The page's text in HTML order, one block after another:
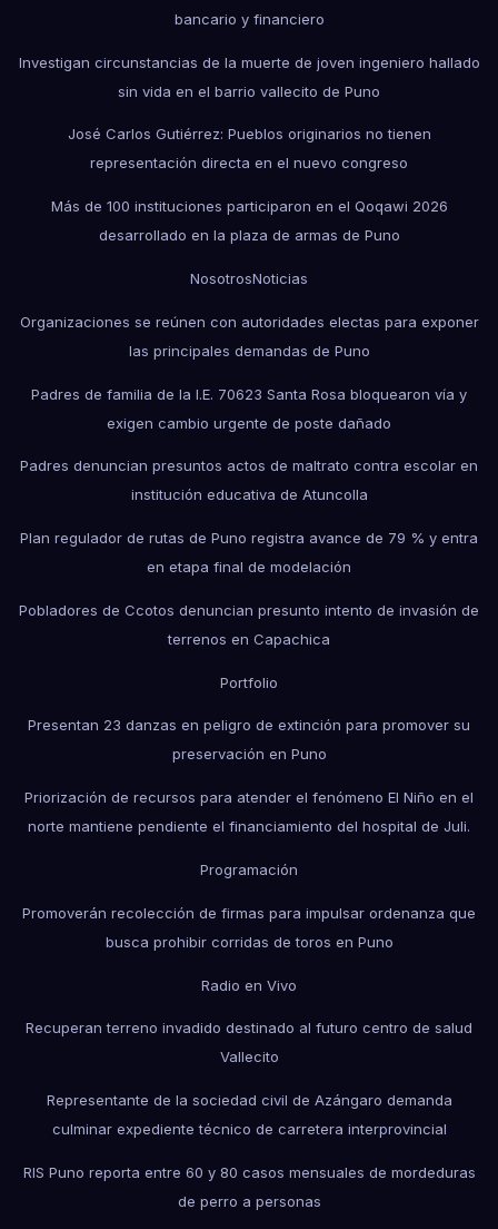
bancario y financiero
Investigan circunstancias de la muerte de joven ingeniero hallado
sin vida en el barrio vallecito de Puno
José Carlos Gutiérrez: Pueblos originarios no tienen
representación directa en el nuevo congreso
Más de 100 instituciones participaron en el Qoqawi 2026
desarrollado en la plaza de armas de Puno
NosotrosNoticias
Organizaciones se reúnen con autoridades electas para exponer
las principales demandas de Puno
Padres de familia de la I.E. 70623 Santa Rosa bloquearon vía y
exigen cambio urgente de poste dañado
Padres denuncian presuntos actos de maltrato contra escolar en
institución educativa de Atuncolla
Plan regulador de rutas de Puno registra avance de 79 % y entra
en etapa final de modelación
Pobladores de Ccotos denuncian presunto intento de invasión de
terrenos en Capachica
Portfolio
Presentan 23 danzas en peligro de extinción para promover su
preservación en Puno
Priorización de recursos para atender el fenómeno El Niño en el
norte mantiene pendiente el financiamiento del hospital de Juli.
Programación
Promoverán recolección de firmas para impulsar ordenanza que
busca prohibir corridas de toros en Puno
Radio en Vivo
Recuperan terreno invadido destinado al futuro centro de salud
Vallecito
Representante de la sociedad civil de Azángaro demanda
culminar expediente técnico de carretera interprovincial
RIS Puno reporta entre 60 y 80 casos mensuales de mordeduras
de perro a personas